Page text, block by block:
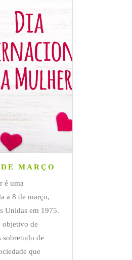
MARÇO
é uma
a 8 de março,
Unidas em 1975.
objetivo de
sobretudo de
que